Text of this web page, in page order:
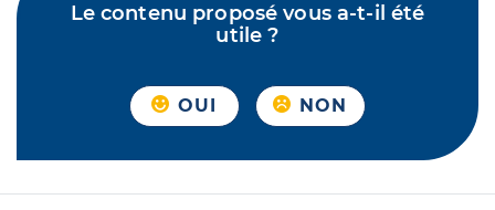
Le contenu proposé vous a-t-il été
utile ?
OUI NON